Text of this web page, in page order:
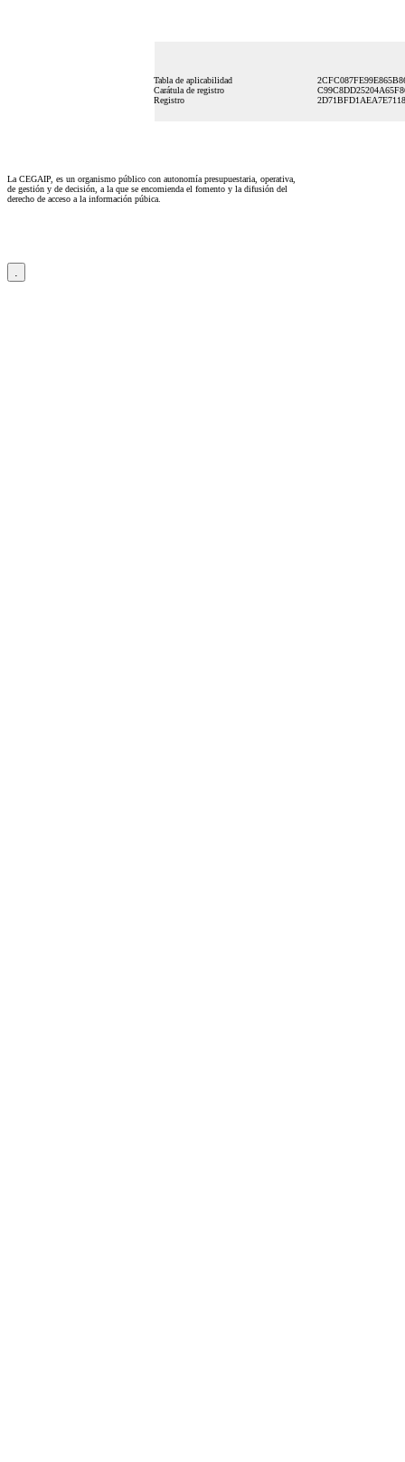
Tabla de aplicabilidad
Carátula de registro
Registro
La CEGAIP, es un organismo público con autonomía presupuestaria, operativa,
de gestión y de decisión, a la que se encomienda el fomento y la difusión del
derecho de acceso a la información púbica.